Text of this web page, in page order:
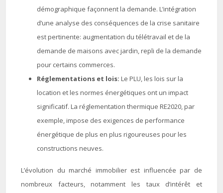
démographique façonnent la demande. L’intégration
d’une analyse des conséquences de la crise sanitaire
est pertinente: augmentation du télétravail et de la
demande de maisons avec jardin, repli de la demande
pour certains commerces.
Réglementations et lois: Le PLU, les lois sur la
location et les normes énergétiques ont un impact
significatif. La réglementation thermique RE2020, par
exemple, impose des exigences de performance
énergétique de plus en plus rigoureuses pour les
constructions neuves.
L’évolution du marché immobilier est influencée par de
nombreux facteurs, notamment les taux d’intérêt et